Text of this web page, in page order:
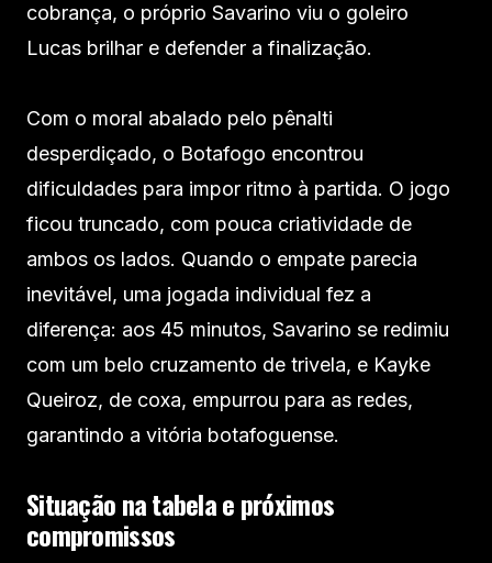
cobrança, o próprio Savarino viu o goleiro
Lucas brilhar e defender a finalização.
Com o moral abalado pelo pênalti
desperdiçado, o Botafogo encontrou
dificuldades para impor ritmo à partida. O jogo
ficou truncado, com pouca criatividade de
ambos os lados. Quando o empate parecia
inevitável, uma jogada individual fez a
diferença: aos 45 minutos, Savarino se redimiu
com um belo cruzamento de trivela, e Kayke
Queiroz, de coxa, empurrou para as redes,
garantindo a vitória botafoguense.
Situação na tabela e próximos
compromissos